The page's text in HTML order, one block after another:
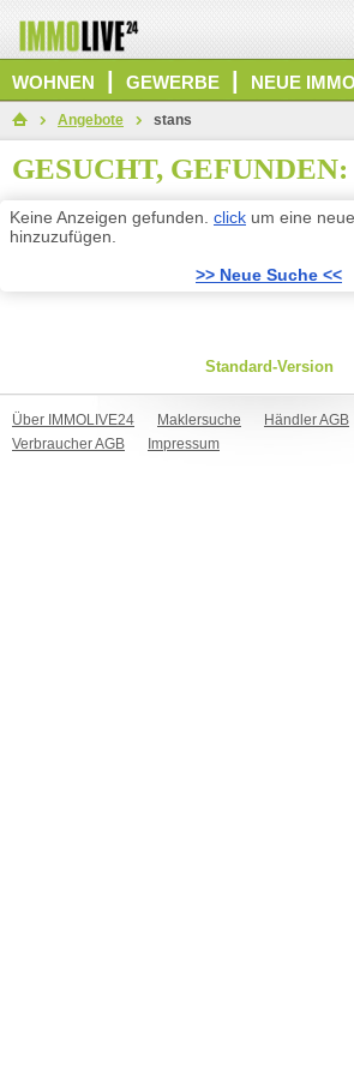
WOHNEN GEWERBE NEUE
Angebote stans
GESUCHT, GEFUNDEN:
Keine Anzeigen gefunden. click um eine
hinzuzufügen.
>> Neue Suche <<
Standard-Version
Über IMMOLIVE24 Maklersuche Händler AGB
Verbraucher AGB
Impressum